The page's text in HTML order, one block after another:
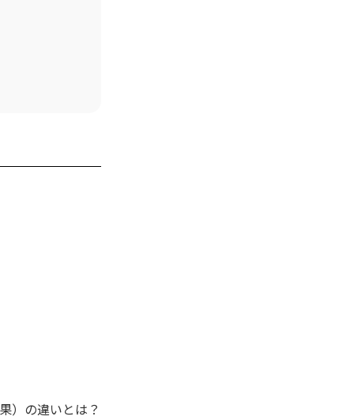
）の違いとは？